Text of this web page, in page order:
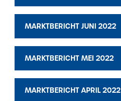
MARKTBERICHT JUNI 2022
MARKTBERICHT MEI 2022
MARKTBERICHT APRIL 2022